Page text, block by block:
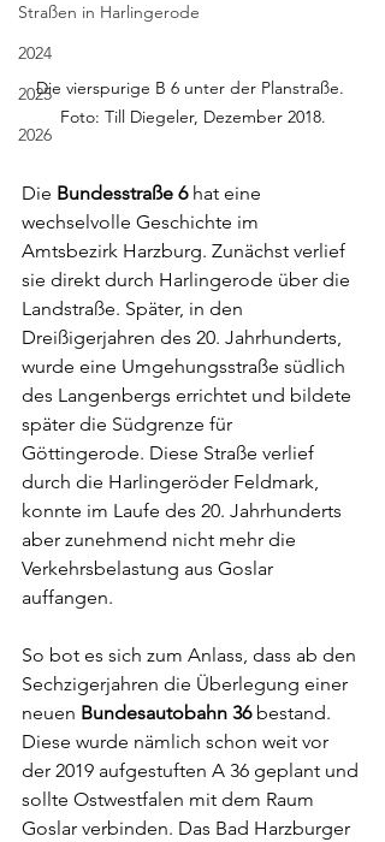
Straßen in Harlingerode
2024
2025
2026
Die vierspurige B 6 unter der Planstraße.
Foto: Till Diegeler, Dezember 2018.
Die Bundesstraße 6 hat eine
wechselvolle Geschichte im
Amtsbezirk Harzburg. Zunächst verlief
sie direkt durch Harlingerode über die
Landstraße. Später, in den
Dreißigerjahren des 20. Jahrhunderts,
wurde eine Umgehungsstraße südlich
des Langenbergs errichtet und bildete
später die Südgrenze für
Göttingerode. Diese Straße verlief
durch die Harlingeröder Feldmark,
konnte im Laufe des 20. Jahrhunderts
aber zunehmend nicht mehr die
Verkehrsbelastung aus Goslar
auffangen.
So bot es sich zum Anlass, dass ab den
Sechzigerjahren die Überlegung einer
neuen Bundesautobahn 36 bestand.
Diese wurde nämlich schon weit vor
der 2019 aufgestuften A 36 geplant und
sollte Ostwestfalen mit dem Raum
Goslar verbinden. Das Bad Harzburger